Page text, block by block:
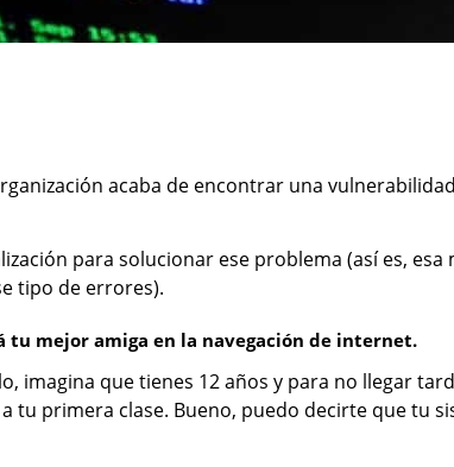
acaba de encontrar una
para solucionar ese problema (así es,
tipo de errores).
tu mejor amiga en la navegación de internet.
imagina que tienes 12 años y para no llegar
tu primera clase. Bueno, puedo decirte que tu